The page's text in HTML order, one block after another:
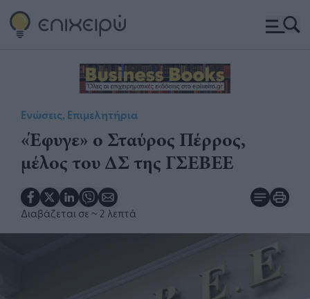
Ενώσεις, Επιμελητήρια
​«Έφυγε» ο Σταύρος Πέρρος,
μέλος του ΔΣ της ΓΣΕΒΕΕ
Διαβάζεται σε ~ 2 λεπτά